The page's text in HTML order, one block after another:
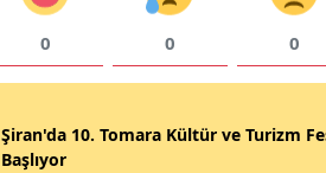
0 0 0
Şiran'da 10. Tomara Kültür ve Turizm
Başlıyor